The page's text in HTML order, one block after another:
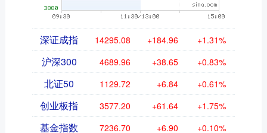
深证成指 14295.08 +184.96 +1.31%
沪深300 4689.96 +38.65 +0.83%
北证50 1129.72 +6.84 +0.61%
创业板指 3577.20 +61.64 +1.75%
基金指数 7236.70 +6.90 +0.10%